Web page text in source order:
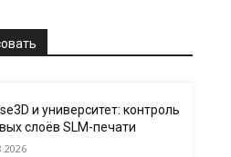
и университет: контроль
слоёв SLM-печати